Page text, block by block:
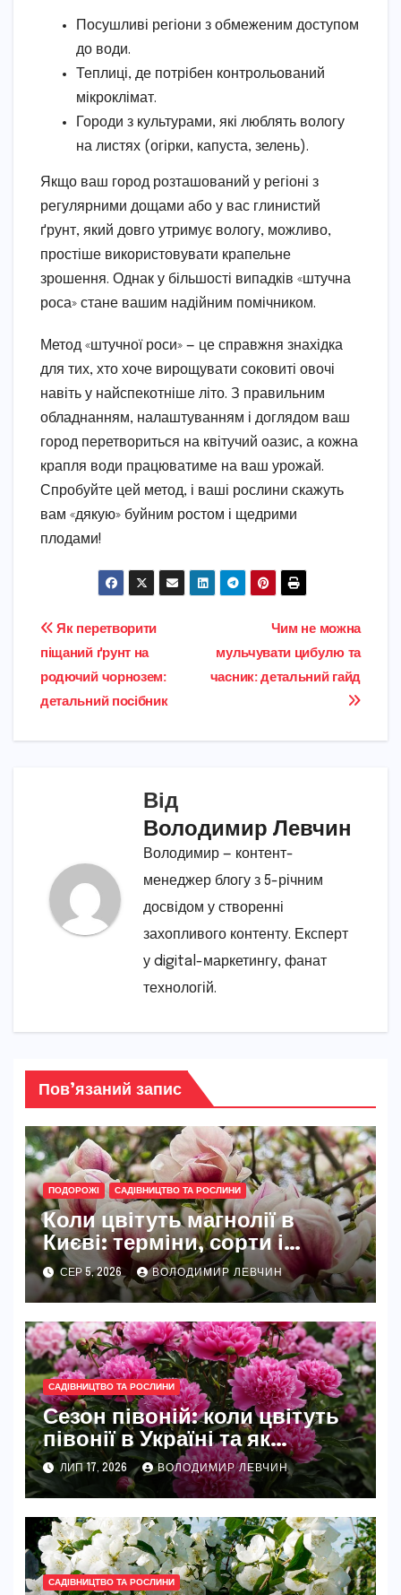
Посушливі регіони з обмеженим доступом
до води.
Теплиці, де потрібен контрольований
мікроклімат.
Городи з культурами, які люблять вологу
на листях (огірки, капуста, зелень).
Якщо ваш город розташований у регіоні з
регулярними дощами або у вас глинистий
ґрунт, який довго утримує вологу, можливо,
простіше використовувати крапельне
зрошення. Однак у більшості випадків «штучна
роса» стане вашим надійним помічником.
Метод «штучної роси» — це справжня знахідка
для тих, хто хоче вирощувати соковиті овочі
навіть у найспекотніше літо. З правильним
обладнанням, налаштуванням і доглядом ваш
город перетвориться на квітучий оазис, а кожна
крапля води працюватиме на ваш урожай.
Спробуйте цей метод, і ваші рослини скажуть
вам «дякую» буйним ростом і щедрими
плодами!
Навігація
записів
Чим не можна
мульчувати цибулю та
часник: детальний гайд
Як перетворити
піщаний ґрунт на
родючий чорнозем:
детальний посібник
Від
Володимир Левчин
Володимир — контент-
менеджер блогу з 5-річним
досвідом у створенні
захопливого контенту. Експерт
у digital-маркетингу, фанат
технологій.
Пов’язаний запис
ПОДОРОЖІ САДІВНИЦТВО ТА РОСЛИНИ
Коли цвітуть магнолії в
Києві: терміни, сорти і
найкращі місця
СЕР 5, 2026 ВОЛОДИМИР ЛЕВЧИН
САДІВНИЦТВО ТА РОСЛИНИ
Сезон півоній: коли цвітуть
півонії в Україні та як
розкрити їхню повну красу
ЛИП 17, 2026 ВОЛОДИМИР ЛЕВЧИН
САДІВНИЦТВО ТА РОСЛИНИ